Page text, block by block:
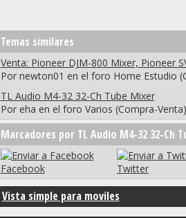
Temas similares
Venta: Pioneer DJM-800 Mixer, Pioneer
Por newton01 en el foro Home Estudio
TL Audio M4-32 32-Ch Tube Mixer
Por eha en el foro Varios (Compra-Venta)
Marcadores por TL Audio M4-32 32-Ch
Facebook Twitter
Vista simple para moviles